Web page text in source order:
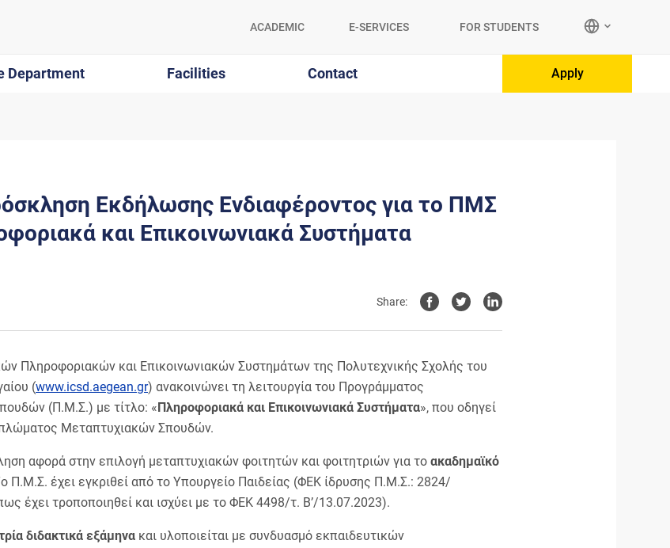
ACADEMIC E-SERVICES FOR STUDENTS
Department Facilities Contact Apply
Εκδήλωσης Ενδιαφέροντος για το ΠΜΣ
και Επικοινωνιακά Συστήματα
Share:
Πληροφοριακών και Επικοινωνιακών Συστημάτων της Πολυτεχνικής Σχολής του
(www.icsd.aegean.gr) ανακοινώνει τη λειτουργία του Προγράμματος
(Π.Μ.Σ.) με τίτλο: «Πληροφοριακά και Επικοινωνιακά Συστήματα», που οδηγεί
Μεταπτυχιακών Σπουδών.
αφορά στην επιλογή μεταπτυχιακών φοιτητών και φοιτητριών για το ακαδημαϊκό
Π.Μ.Σ. έχει εγκριθεί από το Υπουργείο Παιδείας (ΦΕΚ ίδρυσης Π.Μ.Σ.: 2824/
έχει τροποποιηθεί και ισχύει με το ΦΕΚ 4498/τ. Β’/13.07.2023).
διδακτικά εξάμηνα και υλοποιείται με συνδυασμό εκπαιδευτικών